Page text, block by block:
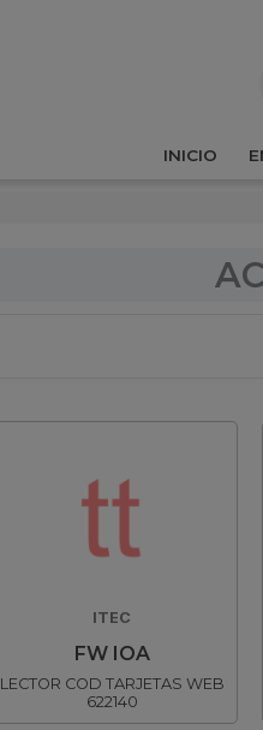
INICIO
ITEC
FW IOA
LECTOR COD TARJETAS WEB
622140